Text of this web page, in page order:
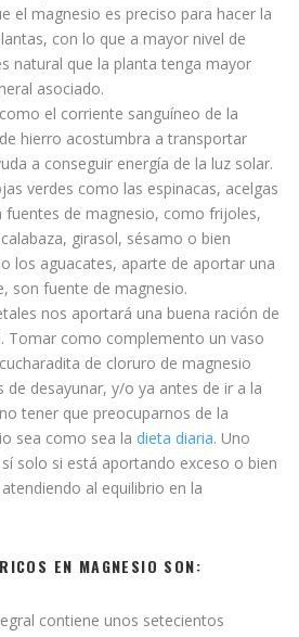
el magnesio es preciso para hacer la
con lo que a mayor nivel de
natural que la planta tenga mayor
asociado.
el corriente sanguíneo de la
hierro acostumbra a transportar
a conseguir energía de la luz solar.
verdes como las espinacas, acelgas
fuentes de magnesio, como frijoles,
girasol, sésamo o bien
los aguacates, aparte de aportar una
son fuente de magnesio.
nos aportará una buena ración de
Tomar como complemento un vaso
de cloruro de magnesio
de desayunar, y/o ya antes de ir a la
tener que preocuparnos de la
sea como sea la dieta diaria. Uno
solo si está aportando exceso o bien
al equilibrio en la
EN MAGNESIO SON:
contiene unos setecientos